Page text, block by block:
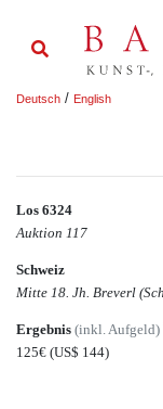
Deutsch / English
Los 6324
Auktion 117
Schweiz
Mitte 18. Jh. Breverl
Ergebnis (inkl. Aufgeld)
125€ (US$ 144)